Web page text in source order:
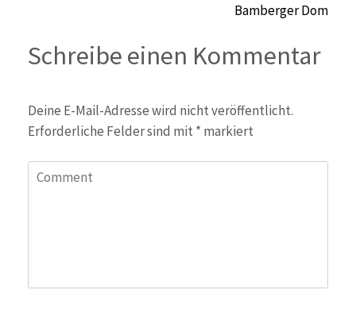
Bamberger Dom
Schreibe einen Kommentar
Deine E-Mail-Adresse wird nicht veröffentlicht.
Erforderliche Felder sind mit * markiert
Comment